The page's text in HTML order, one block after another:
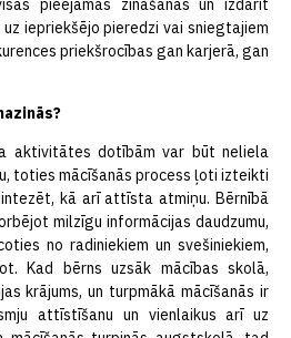
pieejamās zināšanas un izdarīt
iepriekšējo pieredzi vai sniegtajiem
priekšrocības gan karjerā, gan
aktivitātes dotībām var būt neliela
toties mācīšanās process ļoti izteikti
kā arī attīsta atmiņu. Bērnībā
milzīgu informācijas daudzumu,
no radiniekiem un svešiniekiem,
Kad bērns uzsāk mācības skolā,
krājums, un turpmākā mācīšanās ir
attīstīšanu un vienlaikus arī uz